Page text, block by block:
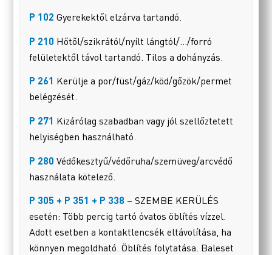
P 102 Gyerekektől elzárva tartandó.
P 210 Hőtől/szikrától/nyílt lángtól/…/forró
felületektől távol tartandó. Tilos a dohányzás.
P 261 Kerülje a por/füst/gáz/köd/gőzök/permet
belégzését.
P 271 Kizárólag szabadban vagy jól szellőztetett
helyiségben használható.
P 280 Védőkesztyű/védőruha/szemüveg/arcvédő
használata kötelező.
P 305 + P 351 + P 338 – SZEMBE KERÜLÉS
esetén: Több percig tartó óvatos öblítés vízzel.
Adott esetben a kontaktlencsék eltávolítása, ha
könnyen megoldható. Öblítés folytatása. Baleset